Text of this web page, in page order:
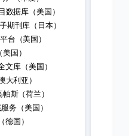
数据库（美国）
期刊库（日本）
台（美国）
国）
文库（美国）
大利亚）
斯（荷兰）
务（美国）
德国）